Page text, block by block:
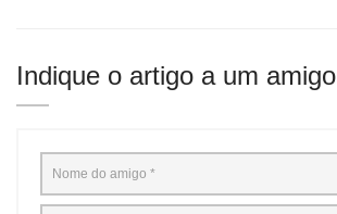
Indique o artigo a um amigo